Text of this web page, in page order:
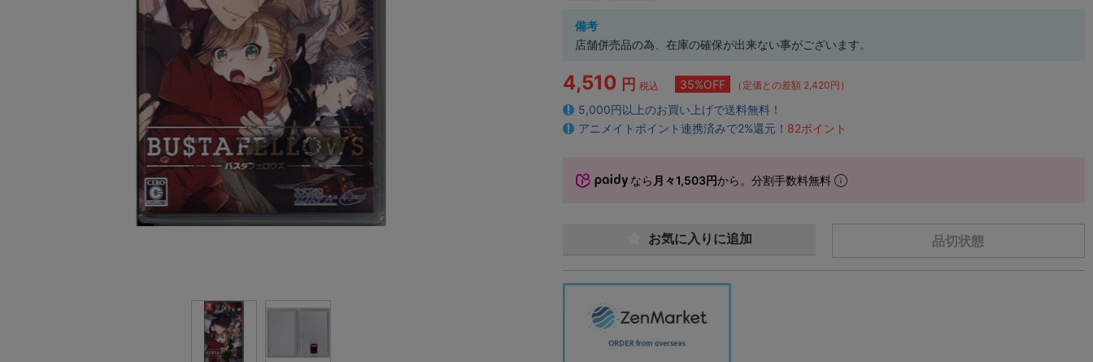
備考
店舗併売品の為、在庫の確保が出来ない事がございます。
4,510 円 税込 35%OFF （定価との差額 2,420円）
5,000円以上のお買い上げで送料無料！
アニメイトポイント連携済みで2%還元！ 82ポイント
なら 月々1,503円から。分割手数料無料
品切状態
お気に入りに追加